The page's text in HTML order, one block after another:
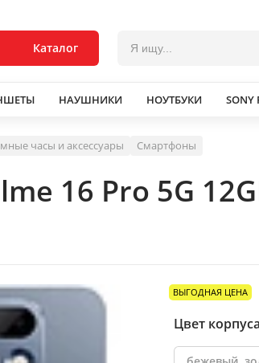
Каталог
НАУШНИКИ НОУТБУКИ SONY
часы и аксессуары Смартфоны
16 Pro 5G
ВЫГОДНАЯ ЦЕНА
Цвет корпуса